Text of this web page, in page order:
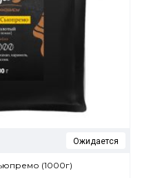
Ожидается
(1000г)